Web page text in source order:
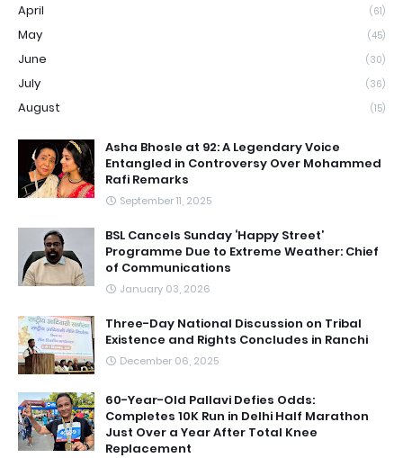
April (61)
May (45)
June (30)
July (36)
August (15)
Asha Bhosle at 92: A Legendary Voice
Entangled in Controversy Over Mohammed
Rafi Remarks
September 11, 2025
BSL Cancels Sunday ‘Happy Street’
Programme Due to Extreme Weather: Chief
of Communications
January 03, 2026
Three-Day National Discussion on Tribal
Existence and Rights Concludes in Ranchi
December 06, 2025
60-Year-Old Pallavi Defies Odds:
Completes 10K Run in Delhi Half Marathon
Just Over a Year After Total Knee
Replacement